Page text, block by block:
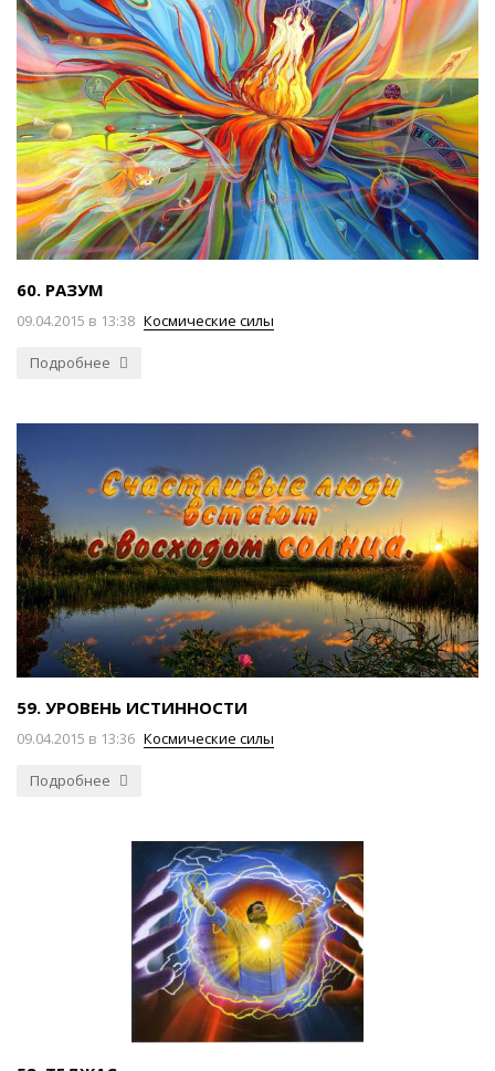
60. РАЗУМ
09.04.2015 в 13:38 Космические силы
Подробнее
59. УРОВЕНЬ ИСТИННОСТИ
09.04.2015 в 13:36 Космические силы
Подробнее